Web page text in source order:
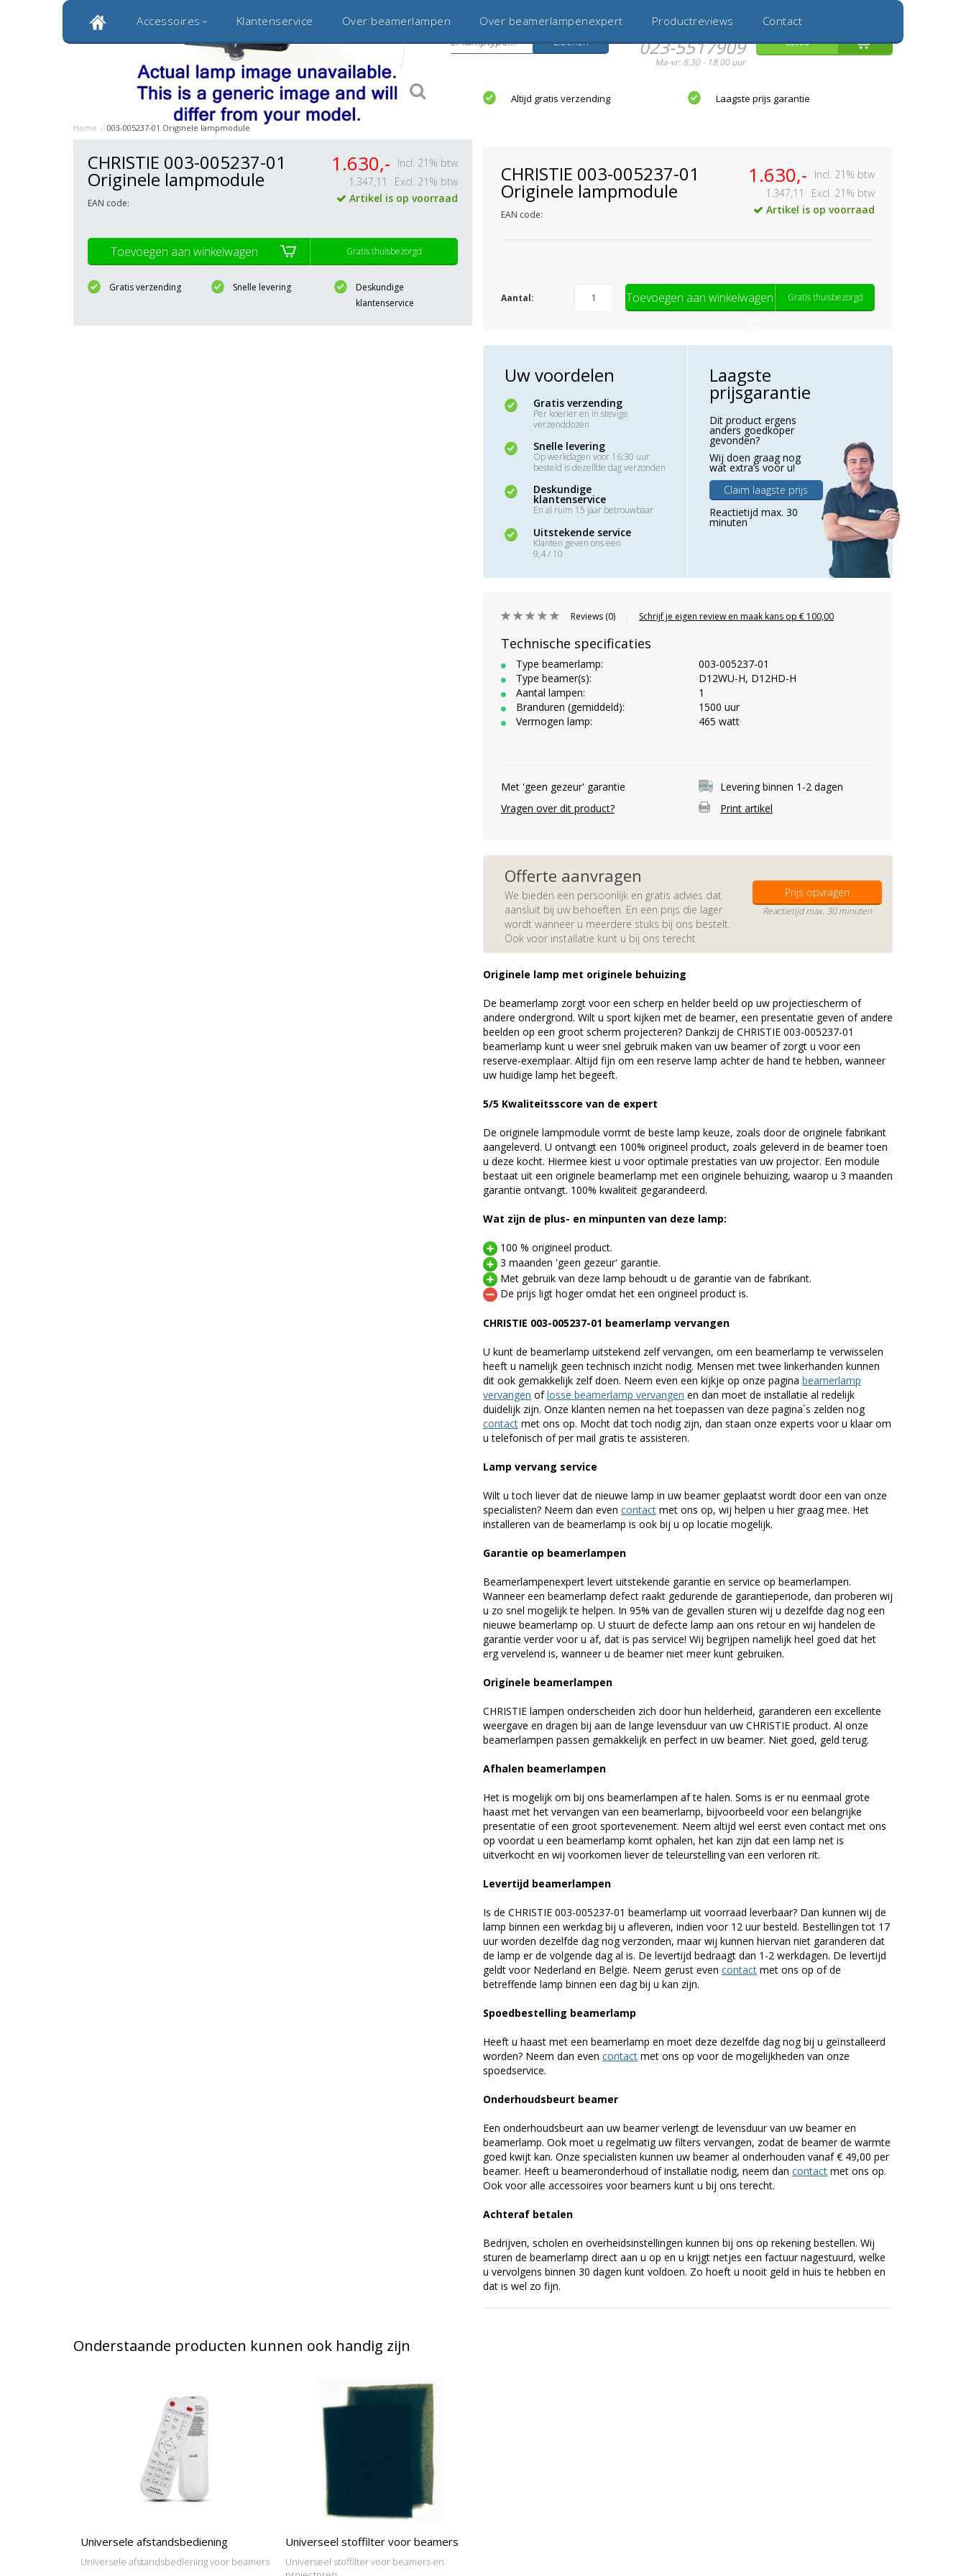
Inloggen
Klantbeoordeling 9,0
Bekijk alle 1000+ reviews
Zoeken
Hulp nodig?
023-5517909
Ma-vr: 8.30 - 18.00 uur
€0,00
Accessoires Klantenservice Over beamerlampen Over beamerlampenexpert Productreviews Contact
Originele kwaliteitsproducten 20 jaar betrouwbaar en ervaren Altijd gratis verzending Laagste prijs garantie
Home / 003-005237-01 Originele lampmodule
CHRISTIE 003-005237-01
Originele lampmodule
EAN code:
1.630,-
Incl. 21% btw
1.347,11
Excl. 21% btw
Artikel is op voorraad
Toevoegen aan winkelwagen Gratis thuisbezorgd
Gratis verzending Snelle levering
Deskundige
klantenservice
CHRISTIE 003-005237-01
Originele lampmodule
EAN code:
1.630,-
Incl. 21% btw
1.347,11
Excl. 21% btw
Artikel is op voorraad
Aantal: Toevoegen aan winkelwagen Gratis thuisbezorgd
Uw voordelen
Gratis verzending
Per koerier en in stevige
verzenddozen
Snelle levering
Op werkdagen voor 16:30 uur
besteld is dezelfde dag verzonden
Deskundige
klantenservice
En al ruim 15 jaar betrouwbaar
Uitstekende service
Klanten geven ons een
9,4 / 10
Laagste
prijsgarantie
Dit product ergens
anders goedkoper
gevonden?
Wij doen graag nog
wat extra’s voor u!
Claim laagste prijs
Reactietijd max. 30
minuten
Reviews (0) Schrijf je eigen review en maak kans op € 100,00
Technische specificaties
Type beamerlamp:
003-005237-01
Type beamer(s):
D12WU-H, D12HD-H
Aantal lampen:
1
Branduren (gemiddeld):
1500 uur
Vermogen lamp:
465 watt
Met 'geen gezeur' garantie
Levering binnen 1-2 dagen
Vragen over dit product?
Print artikel
Offerte aanvragen
We bieden een persoonlijk en gratis advies dat
aansluit bij uw behoeften. En een prijs die lager
wordt wanneer u meerdere stuks bij ons bestelt.
Ook voor installatie kunt u bij ons terecht.
Prijs opvragen
Reactietijd max. 30 minuten
Originele lamp met originele behuizing
De beamerlamp zorgt voor een scherp en helder beeld op uw projectiescherm of
andere ondergrond. Wilt u sport kijken met de beamer, een presentatie geven of andere
beelden op een groot scherm projecteren? Dankzij de CHRISTIE 003-005237-01
beamerlamp kunt u weer snel gebruik maken van uw beamer of zorgt u voor een
reserve-exemplaar. Altijd fijn om een reserve lamp achter de hand te hebben, wanneer
uw huidige lamp het begeeft.
5/5 Kwaliteitsscore van de expert
De originele lampmodule vormt de beste lamp keuze, zoals door de originele fabrikant
aangeleverd. U ontvangt een 100% origineel product, zoals geleverd in de beamer toen
u deze kocht. Hiermee kiest u voor optimale prestaties van uw projector. Een module
bestaat uit een originele beamerlamp met een originele behuizing, waarop u 3 maanden
garantie ontvangt. 100% kwaliteit gegarandeerd.
Wat zijn de plus- en minpunten van deze lamp:
100 % origineel product.
3 maanden 'geen gezeur' garantie.
Met gebruik van deze lamp behoudt u de garantie van de fabrikant.
De prijs ligt hoger omdat het een origineel product is.
CHRISTIE 003-005237-01 beamerlamp vervangen
U kunt de beamerlamp uitstekend zelf vervangen, om een beamerlamp te verwisselen
heeft u namelijk geen technisch inzicht nodig. Mensen met twee linkerhanden kunnen
dit ook gemakkelijk zelf doen. Neem even een kijkje op onze pagina beamerlamp
vervangen oflosse beamerlamp vervangen en dan moet de installatie al redelijk
duidelijk zijn. Onze klanten nemen na het toepassen van deze pagina´s zelden nog
contact met ons op. Mocht dat toch nodig zijn, dan staan onze experts voor u klaar om
u telefonisch of per mail gratis te assisteren.
Lamp vervang service
Wilt u toch liever dat de nieuwe lamp in uw beamer geplaatst wordt door een van onze
specialisten? Neem dan even contact met ons op, wij helpen u hier graag mee. Het
installeren van de beamerlamp is ook bij u op locatie mogelijk.
Garantie op beamerlampen
Beamerlampenexpert levert uitstekende garantie en service op beamerlampen.
Wanneer een beamerlamp defect raakt gedurende de garantieperiode, dan proberen wij
u zo snel mogelijk te helpen. In 95% van de gevallen sturen wij u dezelfde dag nog een
nieuwe beamerlamp op. U stuurt de defecte lamp aan ons retour en wij handelen de
garantie verder voor u af, dat is pas service! Wij begrijpen namelijk heel goed dat het
erg vervelend is, wanneer u de beamer niet meer kunt gebruiken.
Originele beamerlampen
CHRISTIE lampen onderscheiden zich door hun helderheid, garanderen een excellente
weergave en dragen bij aan de lange levensduur van uw CHRISTIE product. Al onze
beamerlampen passen gemakkelijk en perfect in uw beamer. Niet goed, geld terug.
Afhalen beamerlampen
Het is mogelijk om bij ons beamerlampen af te halen. Soms is er nu eenmaal grote
haast met het vervangen van een beamerlamp, bijvoorbeeld voor een belangrijke
presentatie of een groot sportevenement. Neem altijd wel eerst even contact met ons
op voordat u een beamerlamp komt ophalen, het kan zijn dat een lamp net is
uitverkocht en wij voorkomen liever de teleurstelling van een verloren rit.
Levertijd beamerlampen
Is de CHRISTIE 003-005237-01 beamerlamp uit voorraad leverbaar? Dan kunnen wij de
lamp binnen een werkdag bij u afleveren, indien voor 12 uur besteld. Bestellingen tot 17
uur worden dezelfde dag nog verzonden, maar wij kunnen hiervan niet garanderen dat
de lamp er de volgende dag al is. De levertijd bedraagt dan 1-2 werkdagen. De levertijd
geldt voor Nederland en België. Neem gerust even contact met ons op of de
betreffende lamp binnen een dag bij u kan zijn.
Spoedbestelling beamerlamp
Heeft u haast met een beamerlamp en moet deze dezelfde dag nog bij u geïnstalleerd
worden? Neem dan even contact met ons op voor de mogelijkheden van onze
spoedservice.
Onderhoudsbeurt beamer
Een onderhoudsbeurt aan uw beamer verlengt de levensduur van uw beamer en
beamerlamp. Ook moet u regelmatig uw filters vervangen, zodat de beamer de warmte
goed kwijt kan. Onze specialisten kunnen uw beamer al onderhouden vanaf € 49,00 per
beamer. Heeft u beameronderhoud of installatie nodig, neem dan contact met ons op.
Ook voor alle accessoires voor beamers kunt u bij ons terecht.
Achteraf betalen
Bedrijven, scholen en overheidsinstellingen kunnen bij ons op rekening bestellen. Wij
sturen de beamerlamp direct aan u op en u krijgt netjes een factuur nagestuurd, welke
u vervolgens binnen 30 dagen kunt voldoen. Zo hoeft u nooit geld in huis te hebben en
dat is wel zo fijn.
Onderstaande producten kunnen ook handig zijn
Universele afstandsbediening
Universele afstandsbediening voor beamers
Universeel stoffilter voor beamers
Universeel stoffilter voor beamers en